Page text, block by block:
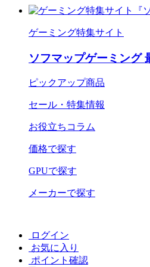
ゲーミング特集サイト
ソフマップゲーミング
ピックアップ商品
セール・特集情報
お役立ちコラム
価格で探す
GPUで探す
メーカーで探す
ログイン
お気に入り
ポイント確認